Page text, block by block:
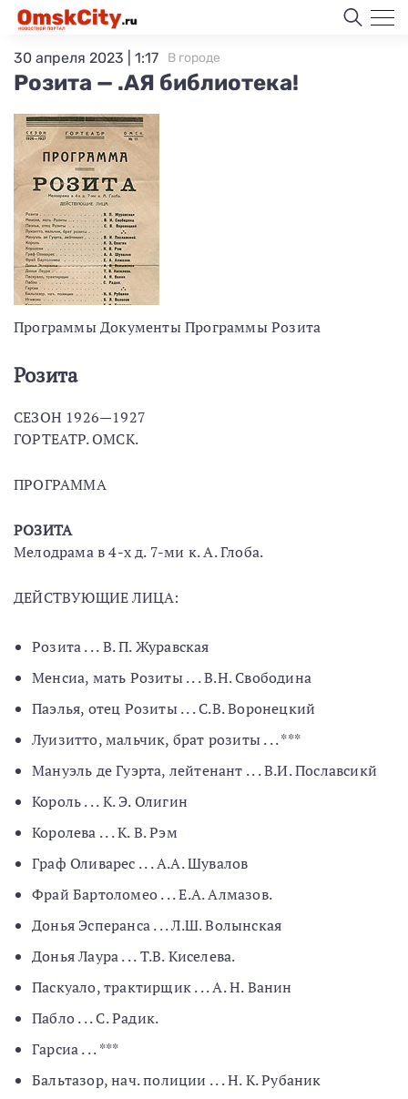
Розита — .АЯ библиотека!
30 апреля 2023 | 1:17 В городе
Программы Документы Программы Розита
Розита
СЕЗОН 1926—1927
ГОРТЕАТР. ОМСК.
ПРОГРАММА
РОЗИТА
Мелодрама в 4-х д. 7-ми к. А. Глоба.
ДЕЙСТВУЮЩИЕ ЛИЦА:
Розита . . . В. П. Журавская
Менсиа, мать Розиты . . . В.Н. Свободина
Паэлья, отец Розиты . . . С.В. Воронецкий
Луизитто, мальчик, брат розиты . . . ***
Мануэль де Гуэрта, лейтенант . . . В.И. Пославсикй
Король . . . К. Э. Олигин
Королева . . . К. В. Рэм
Граф Оливарес . . . А.А. Шувалов
Фрай Бартоломео . . . Е.А. Алмазов.
Донья Эсперанса . . . Л.Ш. Волынская
Донья Лаура . . . Т.В. Киселева.
Паскуало, трактирщик . . . А. Н. Ванин
Пабло . . . С. Радик.
Гарсиа . . . ***
Бальтазор, нач. полиции . . . Н. К. Рубаник